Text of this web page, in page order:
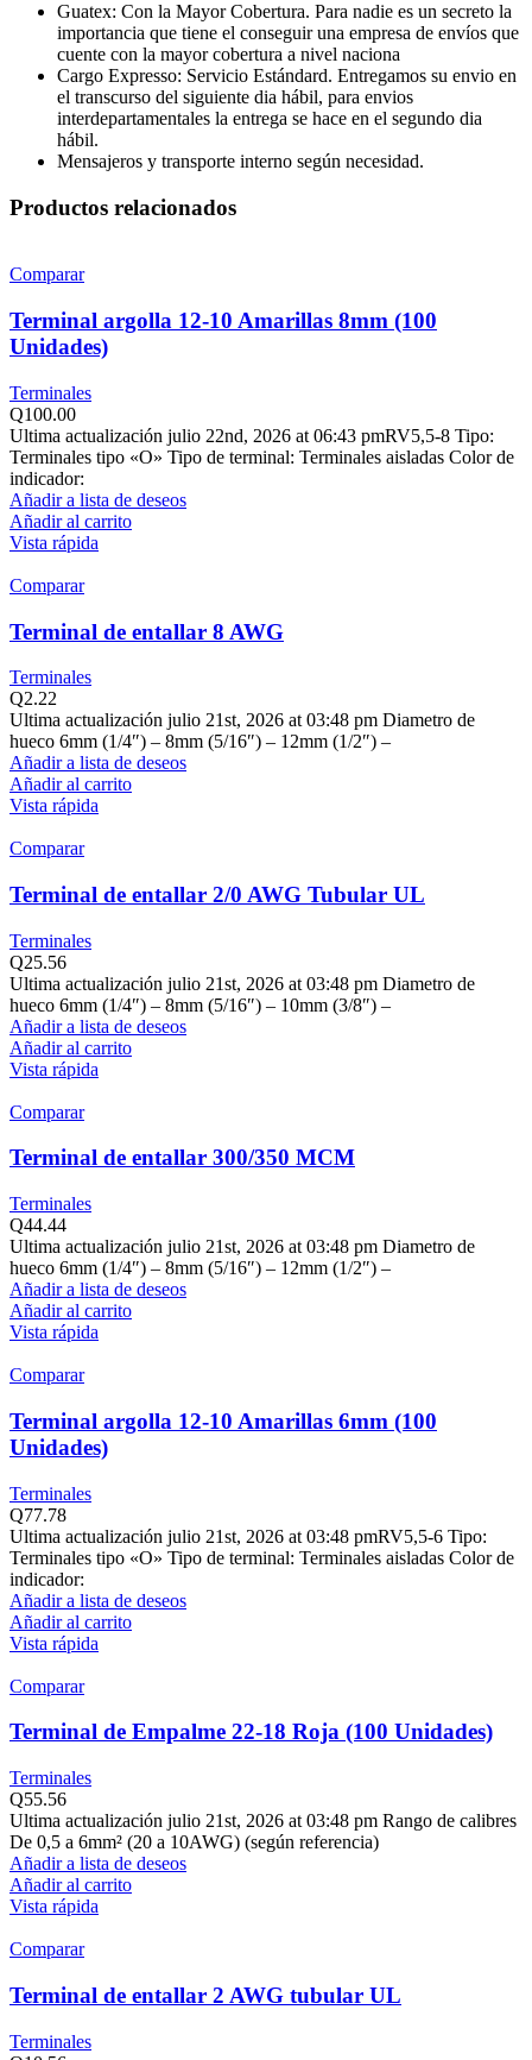
Guatex: Con la Mayor Cobertura. Para nadie es un secreto la
importancia que tiene el conseguir una empresa de envíos que
cuente con la mayor cobertura a nivel naciona
Cargo Expresso: Servicio Estándard. Entregamos su envio en
el transcurso del siguiente dia hábil, para envios
interdepartamentales la entrega se hace en el segundo dia
hábil.
Mensajeros y transporte interno según necesidad.
Productos relacionados
Comparar
Terminal argolla 12-10 Amarillas 8mm (100
Unidades)
Terminales
Q100.00
Ultima actualización julio 22nd, 2026 at 06:43 pmRV5,5-8 Tipo:
Terminales tipo «O» Tipo de terminal: Terminales aisladas Color de
indicador:
Añadir a lista de deseos
Añadir al carrito
Vista rápida
Comparar
Terminal de entallar 8 AWG
Terminales
Q2.22
Ultima actualización julio 21st, 2026 at 03:48 pm Diametro de
hueco 6mm (1/4″) – 8mm (5/16″) – 12mm (1/2″) –
Añadir a lista de deseos
Añadir al carrito
Vista rápida
Comparar
Terminal de entallar 2/0 AWG Tubular UL
Terminales
Q25.56
Ultima actualización julio 21st, 2026 at 03:48 pm Diametro de
hueco 6mm (1/4″) – 8mm (5/16″) – 10mm (3/8″) –
Añadir a lista de deseos
Añadir al carrito
Vista rápida
Comparar
Terminal de entallar 300/350 MCM
Terminales
Q44.44
Ultima actualización julio 21st, 2026 at 03:48 pm Diametro de
hueco 6mm (1/4″) – 8mm (5/16″) – 12mm (1/2″) –
Añadir a lista de deseos
Añadir al carrito
Vista rápida
Comparar
Terminal argolla 12-10 Amarillas 6mm (100
Unidades)
Terminales
Q77.78
Ultima actualización julio 21st, 2026 at 03:48 pmRV5,5-6 Tipo:
Terminales tipo «O» Tipo de terminal: Terminales aisladas Color de
indicador:
Añadir a lista de deseos
Añadir al carrito
Vista rápida
Comparar
Terminal de Empalme 22-18 Roja (100 Unidades)
Terminales
Q55.56
Ultima actualización julio 21st, 2026 at 03:48 pm Rango de calibres
De 0,5 a 6mm² (20 a 10AWG) (según referencia)
Añadir a lista de deseos
Añadir al carrito
Vista rápida
Comparar
Terminal de entallar 2 AWG tubular UL
Terminales